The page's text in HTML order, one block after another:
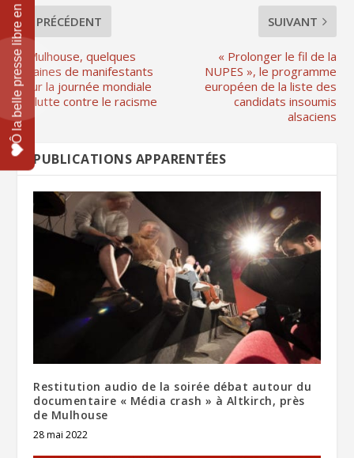
PRÉCÉDENT
A Mulhouse, quelques
dizaines de manifestants
pour la journée mondiale
de lutte contre le racisme
SUIVANT
« Prolonger le fil de la
NUPES », le programme
européen de la liste des
candidats insoumis
alsaciens
PUBLICATIONS APPARENTÉES
Restitution audio de la soirée débat autour du
documentaire « Média crash » à Altkirch, près
de Mulhouse
28 mai 2022